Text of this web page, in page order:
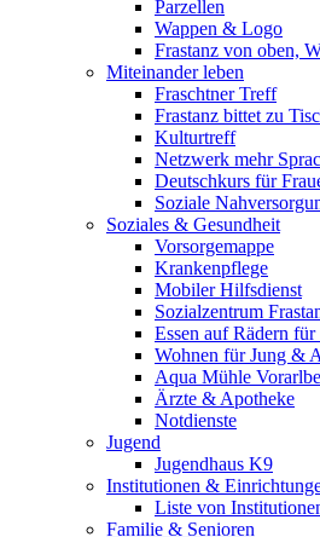
Parzellen
Wappen & Logo
Frastanz von oben,
Miteinander leben
Fraschtner Treff
Frastanz bittet zu
Kulturtreff
Netzwerk mehr
Deutschkurs für
Soziale
Soziales & Gesundheit
Vorsorgemappe
Krankenpflege
Mobiler Hilfsdienst
Sozialzentrum
Essen auf Rädern für
Wohnen für Jung &
Aqua Mühle
Ärzte & Apotheke
Notdienste
Jugend
Jugendhaus K9
Institutionen &
Liste von
Familie & Senioren